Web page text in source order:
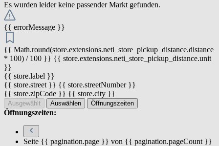
Es wurden leider keine passender Markt gefunden.
{{ errorMessage }}
{{ Math.round(store.extensions.neti_store_pickup_distance.distance
* 100) / 100 }} {{ store.extensions.neti_store_pickup_distance.unit
}}
{{ store.label }}
{{ store.street }} {{ store.streetNumber }}
{{ store.zipCode }} {{ store.city }}
Ausgewählt Auswählen Öffnungszeiten
Öffnungszeiten:
Seite {{ pagination.page }} von {{ pagination.pageCount }}